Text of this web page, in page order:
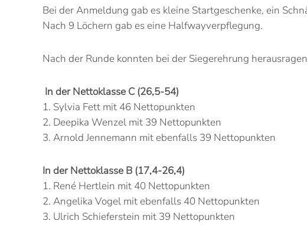
Bei der Anmeldung gab es kleine Startgeschenke, ein
Nach 9 Löchern gab es eine Halfwayverpflegung.
Nach der Runde konnten bei der Siegerehrung
In der Nettoklasse C (26,5-54)
1. Sylvia Fett mit 46 Nettopunkten
2. Deepika Wenzel mit 39 Nettopunkten
3. Arnold Jennemann mit ebenfalls 39 Nettopunkten
In der Nettoklasse B (17,4-26,4)
1. René Hertlein mit 40 Nettopunkten
2. Angelika Vogel mit ebenfalls 40 Nettopunkten
3. Ulrich Schieferstein mit 39 Nettopunkten